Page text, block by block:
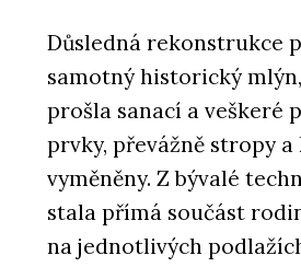
Důsledná rekonstrukce
samotný historický
prošla sanací a veškeré
prvky, převážně stropy a
vyměněny. Z bývalé
stala přímá součást
na jednotlivých